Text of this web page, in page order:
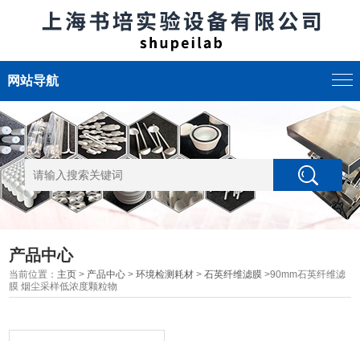
网站导航
产品中心
当前位置： 主页 > 产品中心 >环境检测耗材 >石英纤维滤膜 >90mm石英纤维滤
膜 烟尘采样低浓度颗粒物